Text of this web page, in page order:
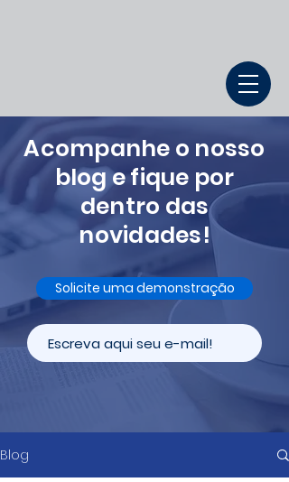
Acompanhe o nosso
blog e fique por
dentro das
novidades!
Solicite uma demonstração
Blog